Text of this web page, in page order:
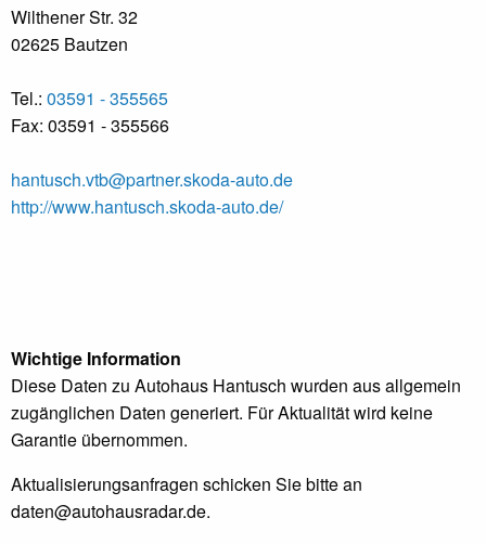
Wilthener Str. 32
02625 Bautzen
Tel.: 03591 - 355565
Fax: 03591 - 355566
hantusch.vtb@partner.skoda-auto.de
http://www.hantusch.skoda-auto.de/
Wichtige Information
Diese Daten zu Autohaus Hantusch wurden aus allgemein
zugänglichen Daten generiert. Für Aktualität wird keine
Garantie übernommen.
Aktualisierungsanfragen schicken Sie bitte an
daten@autohausradar.de.